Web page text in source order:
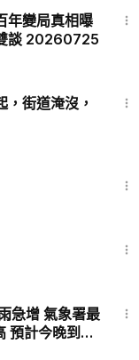
年變局真相曝
談 20260725
街道淹沒，
急增 氣象署最
預計今晚到9